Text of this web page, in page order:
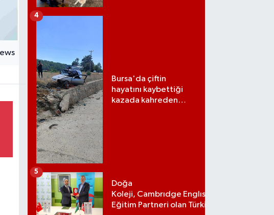
Bursa'da çiftin
hayatını kaybettiği
kazada kahreden
4
Doğa
Koleji, Cambrıdge Englısh Platınum
Eğitim Partneri olan Türkiye’deki ilk
5